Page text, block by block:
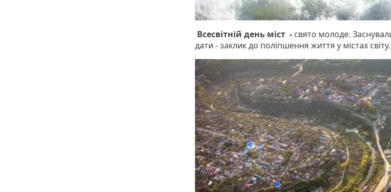
Всесвітній день міст - свято молоде.
дати - заклик до поліпшення життя у містах світу.